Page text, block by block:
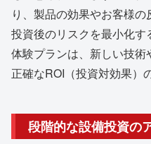
り、製品の効果やお客様の
投資後のリスクを最小化
体験プランは、新しい技術
正確なROI（投資対効果）
段階的な設備投資の